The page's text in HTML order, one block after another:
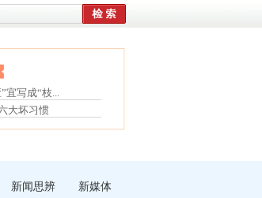
结膜下出血
宜写成“枝...
有三招
大坏习惯
是热敷
新闻思辨 新媒体